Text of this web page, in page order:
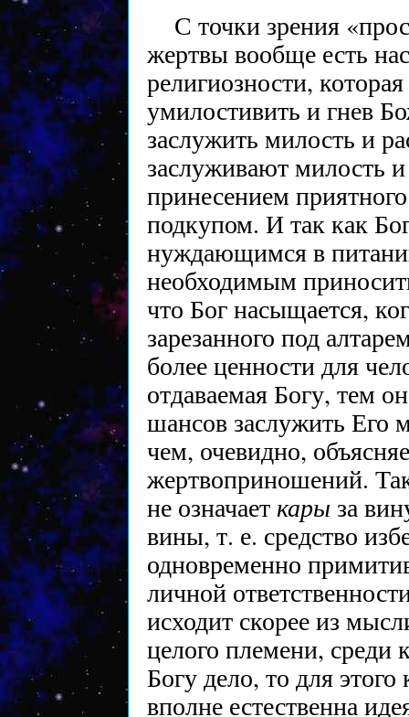
С точки зрения
жертвы вообще есть
религиозности,
умилостивить и гнев
заслужить милость и
заслуживают милость
принесением
подкупом. И так как
нуждающимся в
необходимым
что Бог насыщается,
зарезанного под
более ценности для
отдаваемая Богу, тем
шансов заслужить Его
чем, очевидно,
жертвоприношений.
не означаеткары за
вины, т. е. средство
одновременно
личной
исходит скорее из
целого племени, среди
Богу дело, то для
вполне естественна